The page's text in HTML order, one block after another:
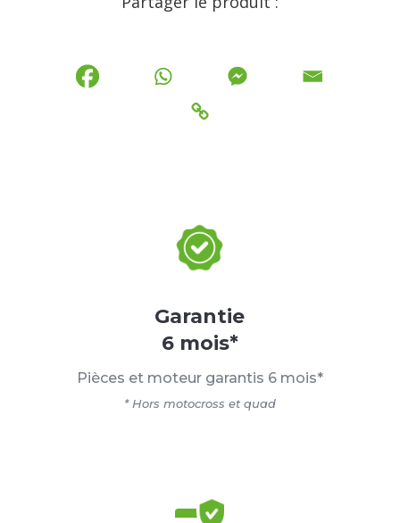
Garantie
6 mois*
Pièces et moteur garantis 6 mois*
* Hors motocross et quad